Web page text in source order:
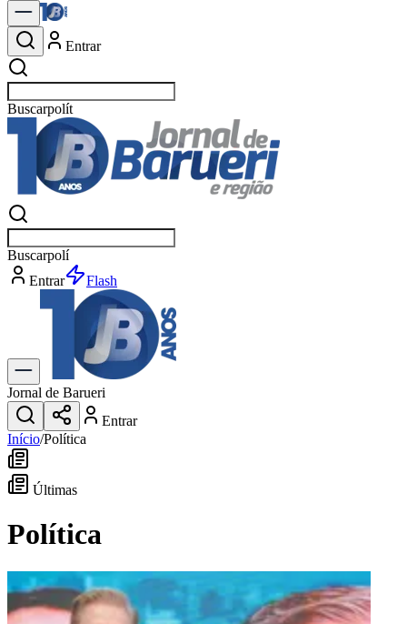
Entrar
Buscarnotícias
Buscarnotícias
Entrar
Explorar
Jornal de Barueri
Entrar
Início/Política
Últimas
Política